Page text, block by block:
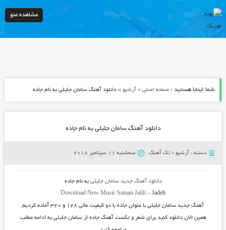
مشاهده منو
شما اینجا هستید : صفحه اصلی» آرشیو » دانلود آهنگ سامان جلیلی به نام جاده
دانلود آهنگ سامان جلیلی به نام جاده
دسته : آرشیو » تک آهنگ سه‌شنبه 11 سپتامبر 2018
دانلود آهنگ جدید سامان جلیلی به نامجاده
Download New Music Saman Jalili –Jadeh
آهنگ جدید سامان جلیلیبا عنوان جادهبا دو کیفیت عالی ۱۲۸ و ۳۲۰ آماده کردیم
همین الان دانلود کنید برای شعر و تکست آهنگ جاده از سامان جلیلی به ادامه مطلب